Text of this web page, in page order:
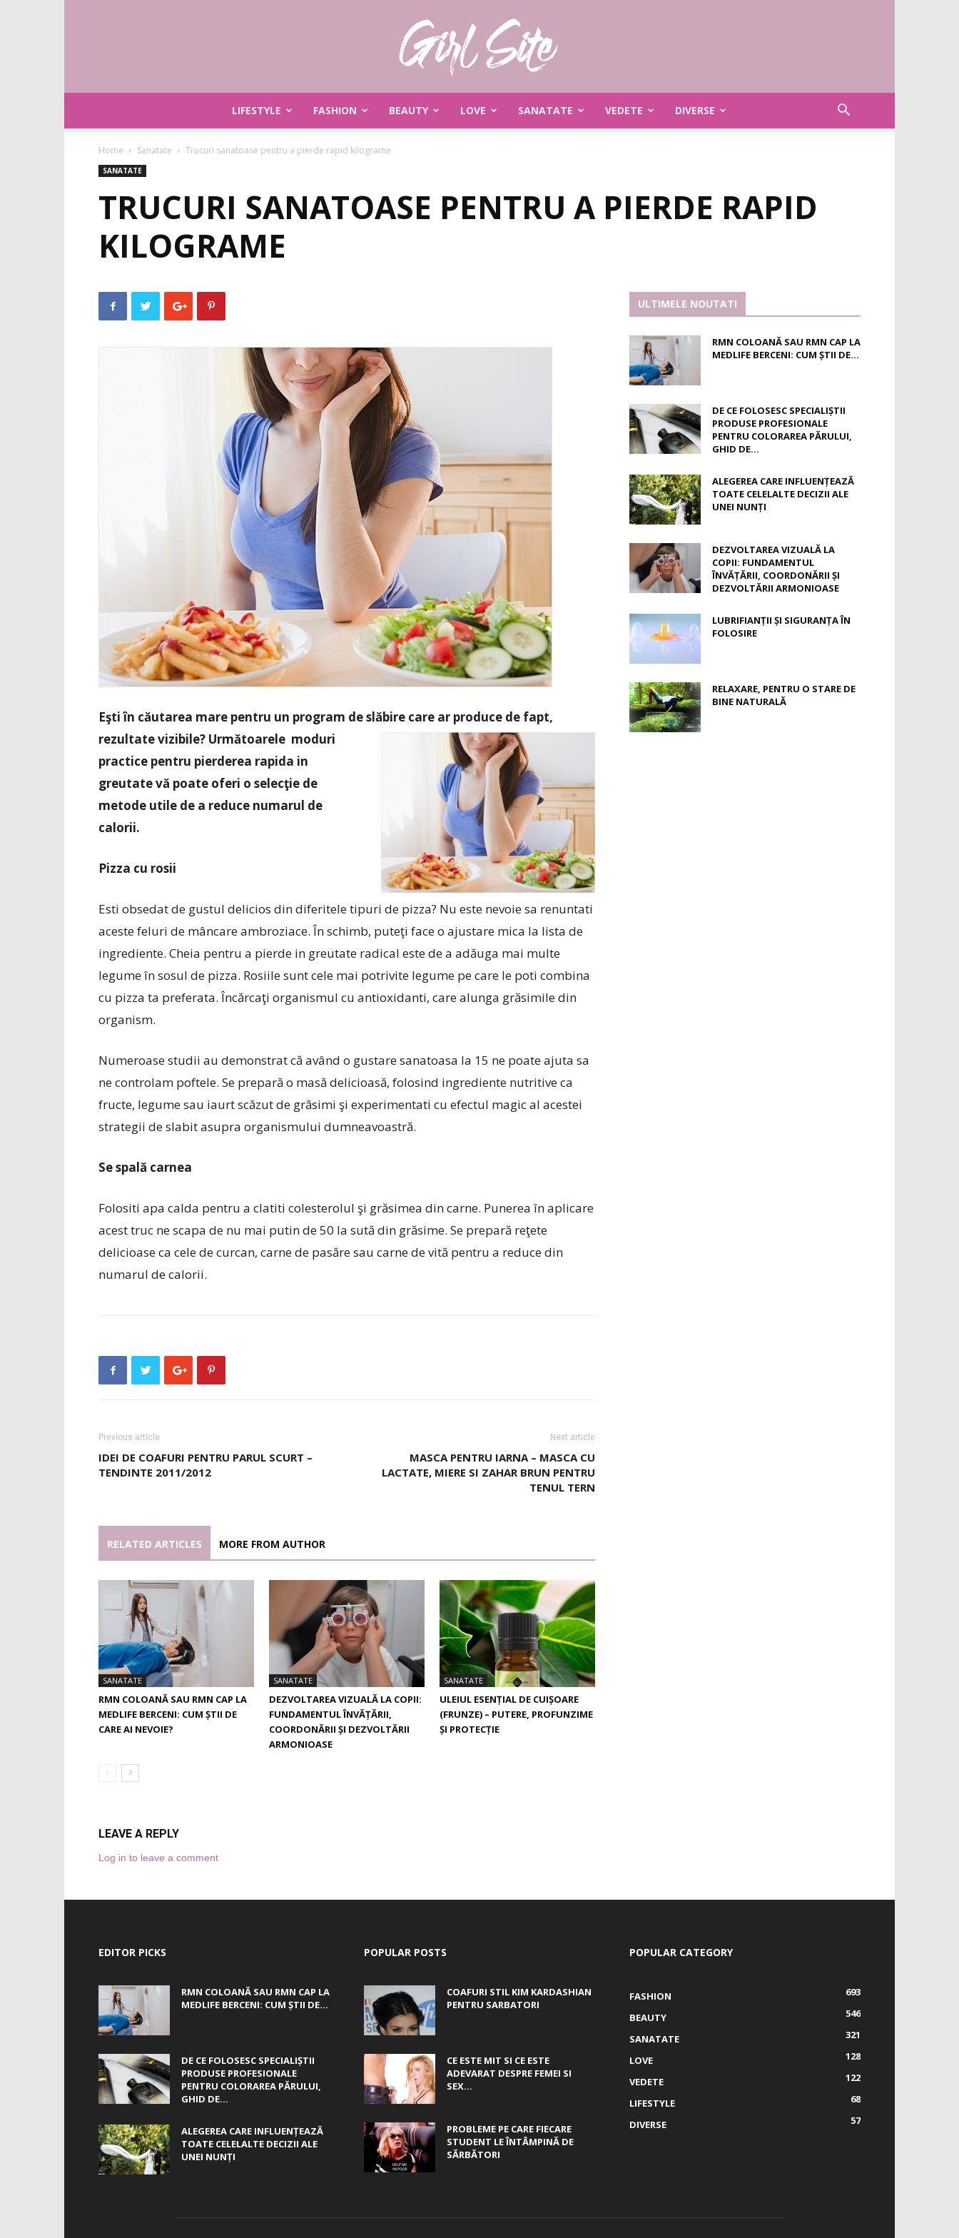
LIFESTYLE FASHION BEAUTY LOVE SANATATE VEDETE DIVERSE
Home Sanatate Trucuri sanatoase pentru a pierde rapid kilograme
SANATATE
TRUCURI SANATOASE PENTRU A PIERDE RAPID
KILOGRAME
Eşti în căutarea mare pentru un program de slăbire care ar produce de fapt,
rezultate vizibile? Următoarele moduri
practice pentru pierderea rapida in
greutate vă poate oferi o selecţie de
metode utile de a reduce numarul de
calorii.
Pizza cu rosii
Esti obsedat de gustul delicios din diferitele tipuri de pizza? Nu este nevoie sa renuntati
aceste feluri de mâncare ambroziace. În schimb, puteţi face o ajustare mica la lista de
ingrediente. Cheia pentru a pierde in greutate radical este de a adăuga mai multe
legume în sosul de pizza. Rosiile sunt cele mai potrivite legume pe care le poti combina
cu pizza ta preferata. Încărcaţi organismul cu antioxidanti, care alunga grăsimile din
organism.
Numeroase studii au demonstrat că având o gustare sanatoasa la 15 ne poate ajuta sa
ne controlam poftele. Se prepară o masă delicioasă, folosind ingrediente nutritive ca
fructe, legume sau iaurt scăzut de grăsimi şi experimentati cu efectul magic al acestei
strategii de slabit asupra organismului dumneavoastră.
Se spală carnea
Folositi apa calda pentru a clatiti colesterolul şi grăsimea din carne. Punerea în aplicare
acest truc ne scapa de nu mai putin de 50 la sută din grăsime. Se prepară reţete
delicioase ca cele de curcan, carne de pasăre sau carne de vită pentru a reduce din
numarul de calorii.
Previous article
IDEI DE COAFURI PENTRU PARUL SCURT –
TENDINTE 2011/2012
Next article
MASCA PENTRU IARNA – MASCA CU
LACTATE, MIERE SI ZAHAR BRUN PENTRU
TENUL TERN
RELATED ARTICLES MORE FROM AUTHOR
SANATATE
RMN COLOANĂ SAU RMN CAP LA
MEDLIFE BERCENI: CUM ȘTII DE
CARE AI NEVOIE?
SANATATE
DEZVOLTAREA VIZUALĂ LA COPII:
FUNDAMENTUL ÎNVĂȚĂRII,
COORDONĂRII ȘI DEZVOLTĂRII
ARMONIOASE
SANATATE
ULEIUL ESENȚIAL DE CUIȘOARE
(FRUNZE) – PUTERE, PROFUNZIME
ȘI PROTECȚIE
LEAVE A REPLY
Log in to leave a comment
ULTIMELE NOUTATI
RMN COLOANĂ SAU RMN CAP LA
MEDLIFE BERCENI: CUM ȘTII DE...
DE CE FOLOSESC SPECIALIȘTII
PRODUSE PROFESIONALE
PENTRU COLORAREA PĂRULUI,
GHID DE...
ALEGEREA CARE INFLUENȚEAZĂ
TOATE CELELALTE DECIZII ALE
UNEI NUNȚI
DEZVOLTAREA VIZUALĂ LA
COPII: FUNDAMENTUL
ÎNVĂȚĂRII, COORDONĂRII ȘI
DEZVOLTĂRII ARMONIOASE
LUBRIFIANȚII ȘI SIGURANȚA ÎN
FOLOSIRE
RELAXARE, PENTRU O STARE DE
BINE NATURALĂ
EDITOR PICKS
RMN COLOANĂ SAU RMN CAP LA
MEDLIFE BERCENI: CUM ȘTII DE...
DE CE FOLOSESC SPECIALIȘTII
PRODUSE PROFESIONALE
PENTRU COLORAREA PĂRULUI,
GHID DE...
ALEGEREA CARE INFLUENȚEAZĂ
TOATE CELELALTE DECIZII ALE
UNEI NUNȚI
POPULAR POSTS
COAFURI STIL KIM KARDASHIAN
PENTRU SARBATORI
CE ESTE MIT SI CE ESTE
ADEVARAT DESPRE FEMEI SI
SEX...
PROBLEME PE CARE FIECARE
STUDENT LE ÎNTÂMPINĂ DE
SĂRBĂTORI
POPULAR CATEGORY
FASHION
693
BEAUTY
546
SANATATE
321
LOVE
128
VEDETE
122
LIFESTYLE
68
DIVERSE
57